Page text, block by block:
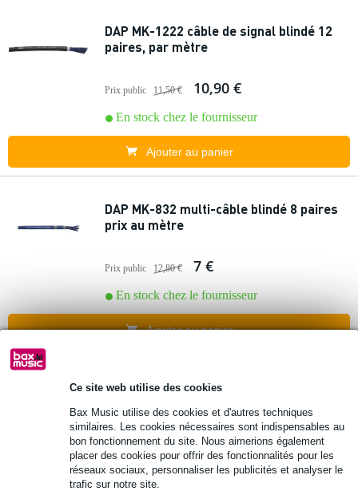
Ce site web utilise des cookies
Bax Music utilise des cookies et d'autres techniques
similaires. Les cookies nécessaires sont indispensables au
bon fonctionnement du site. Nous aimerions également
placer des cookies pour offrir des fonctionnalités pour les
réseaux sociaux, personnaliser les publicités et analyser le
trafic sur notre site.
DAP MK-1222 câble de signal blindé 12
paires, par mètre
Prix public 11,50 € 10,90 €
En stock chez le fournisseur
Ajouter au panier
DAP MK-832 multi-câble blindé 8 paires
prix au mètre
Prix public 12,80 € 7 €
En stock chez le fournisseur
Ajouter au panier
DAP MK-2422 multi-câble 24 paires prix
au mètre
Prix public 16,70 € 8,75 €